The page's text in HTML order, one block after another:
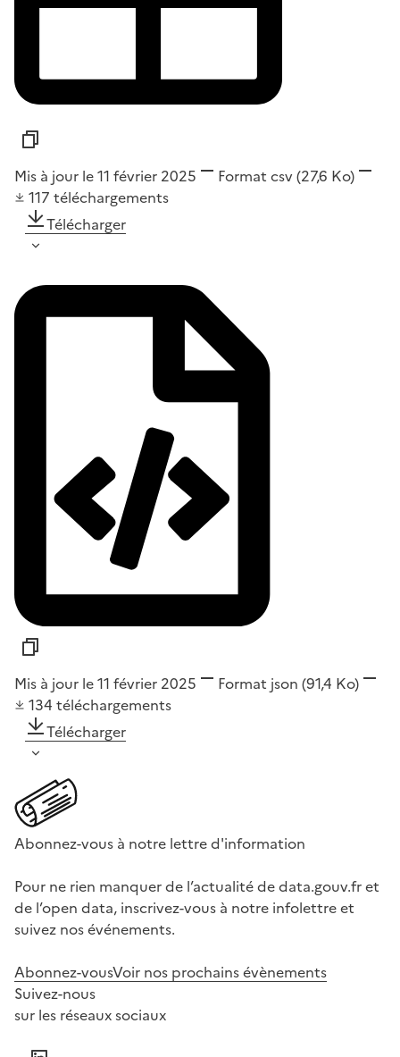
Mis à jour le 11 février 2025 Format csv(27,6 Ko)
117 téléchargements
Télécharger
Mis à jour le 11 février 2025 Format json (91,4 Ko)
134 téléchargements
Télécharger
Abonnez-vous à notre lettre d'information
Pour ne rien manquer de l’actualité de data.gouv.fr et
de l’open data, inscrivez-vous à notre infolettre et
suivez nos événements.
Abonnez-vousVoir nos prochains évènements
Suivez-nous
sur les réseaux sociaux